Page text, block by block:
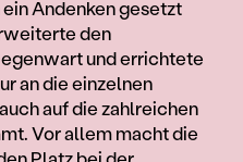
Andenken gesetzt
den
und errichtete
an die einzelnen
auf die zahlreichen
Vor allem macht die